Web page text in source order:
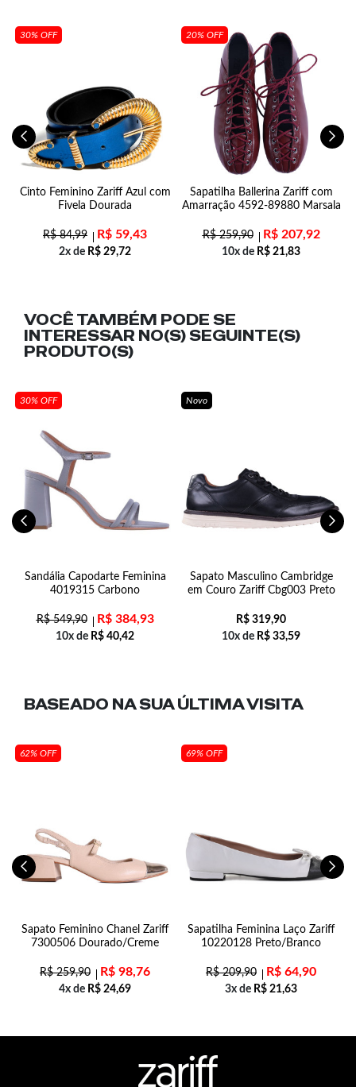
30% OFF
Cinto Feminino Zariff Azul com
Fivela Dourada
R$84,99 R$ 59,43
2x de R$ 29,72
20% OFF
Sapatilha Ballerina Zariff com
Amarração 4592-89880 Marsala
R$259,90 R$207,92
10x de R$ 21,83
VOCÊ TAMBÉM PODE SE
INTERESSAR NO(S) SEGUINTE(S)
PRODUTO(S)
30% OFF
Sandália Capodarte Feminina
4019315 Carbono
R$549,90 R$384,93
10x de R$ 40,42
Novo
Sapato Masculino Cambridge
em Couro Zariff Cbg003 Preto
R$ 319,90
10x de R$ 33,59
BASEADO NA SUAÚLTIMA VISITA
62% OFF
Sapato Feminino Chanel Zariff
7300506 Dourado/Creme
R$259,90 R$ 98,76
4x de R$ 24,69
69% OFF
Sapatilha Feminina Laço Zariff
10220128 Preto/Branco
R$209,90 R$ 64,90
3x de R$ 21,63